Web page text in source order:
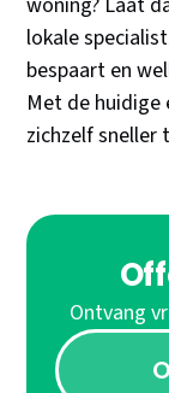
lokale
bespaart en
Met de
zichzelf sneller
Ontvang